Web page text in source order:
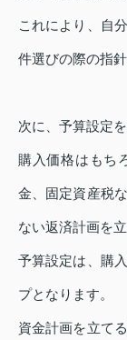
これにより、自
件選びの際の指針
次に、予算設定を
購入価格はもち
金、固定資産税
ない返済計画を
予算設定は、購
プとなります。
資金計画を立て